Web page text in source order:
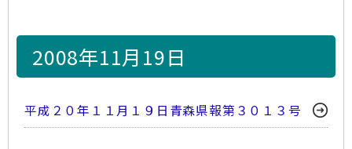
2008年11月19日
平成２０年１１月１９日青森県報第３０１３号